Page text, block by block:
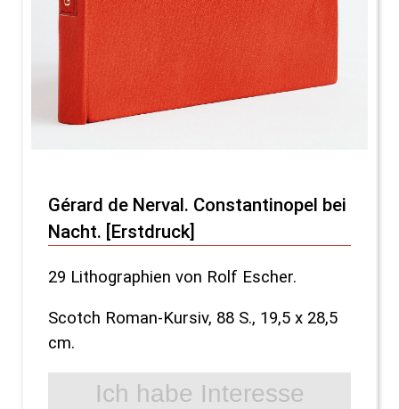
Gérard de Nerval. Constantinopel bei
Nacht. [Erstdruck]
29 Lithographien von Rolf Escher.
Scotch Roman-Kursiv, 88 S., 19,5 x 28,5
cm.